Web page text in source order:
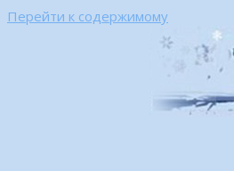
Перейти к содержимому